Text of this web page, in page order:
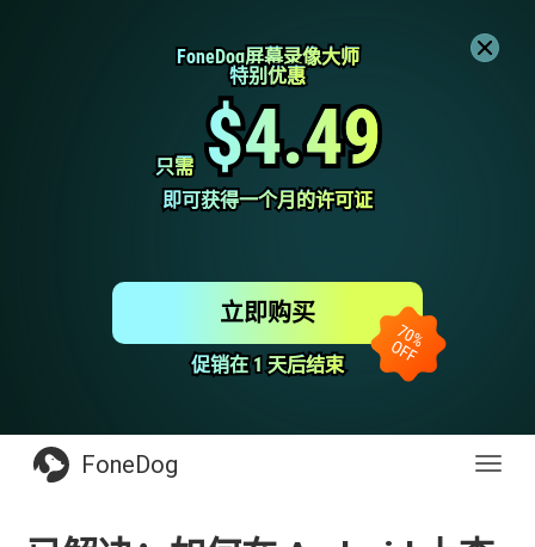
FoneDog屏幕录像大师
FoneDog屏幕录像大师
特别优惠
特别优惠
只需
只需 $4.49
$4.49
即可获得一个月的许可证
即可获得一个月的许可证
促销在 1 天后结束
促销在 1 天后结束
立即购买
FoneDog